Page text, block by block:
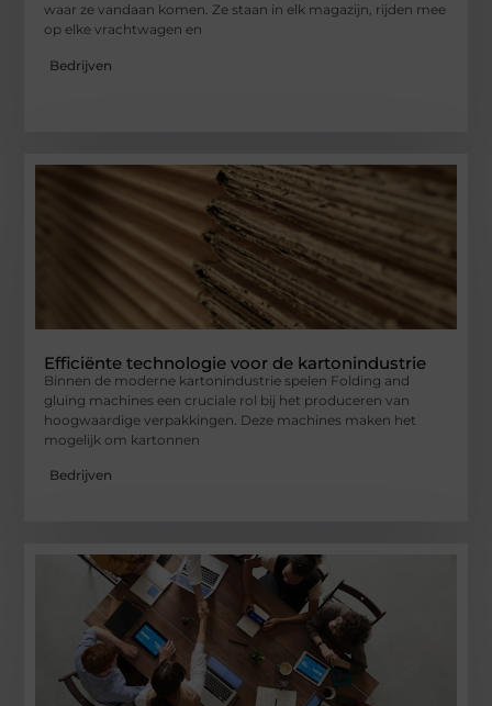
waar ze vandaan komen. Ze staan in elk magazijn, rijden mee
op elke vrachtwagen en
Bedrijven
Efficiënte technologie voor de kartonindustrie
Binnen de moderne kartonindustrie spelen Folding and
gluing machines een cruciale rol bij het produceren van
hoogwaardige verpakkingen. Deze machines maken het
mogelijk om kartonnen
Bedrijven